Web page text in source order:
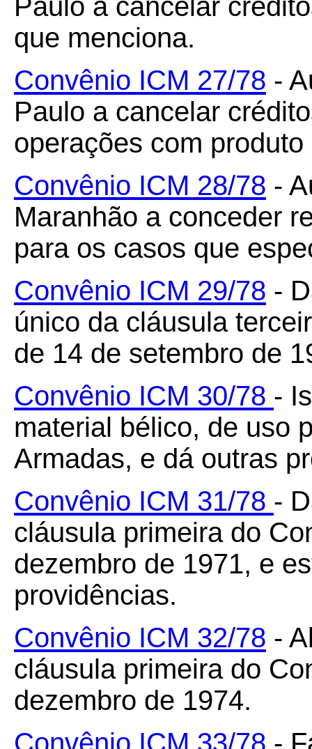
Paulo a cancelar
que menciona.
Convênio ICM 27/78 -
Paulo a cancelar
operações com
Convênio ICM 28/78 -
Maranhão a conceder
para os casos que
Convênio ICM 29/78 -
único da cláusula
de 14 de setembro de
Convênio ICM 30/78 -
material bélico, de uso
Armadas, e dá outras
Convênio ICM 31/78 -
cláusula primeira do
dezembro de 1971, e
providências.
Convênio ICM 32/78 -
cláusula primeira do
dezembro de 1974.
Convênio ICM 33/78 -